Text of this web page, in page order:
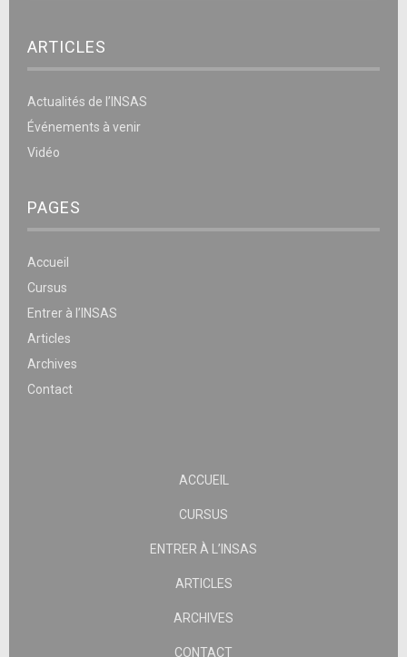
ARTICLES
Actualités de l’INSAS
Événements à venir
Vidéo
PAGES
Accueil
Cursus
Entrer à l’INSAS
Articles
Archives
Contact
ACCUEIL
CURSUS
ENTRER À L’INSAS
ARTICLES
ARCHIVES
CONTACT